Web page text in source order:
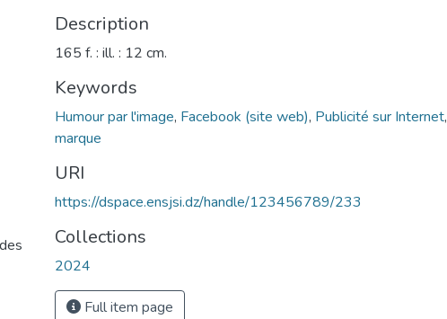
Description
165 f. : ill. : 12 cm.
Keywords
Humour par l'image, Facebook (site web), Publicité sur Internet,
marque
URI
https://dspace.ensjsi.dz/handle/123456789/233
Collections
2024
Full item page